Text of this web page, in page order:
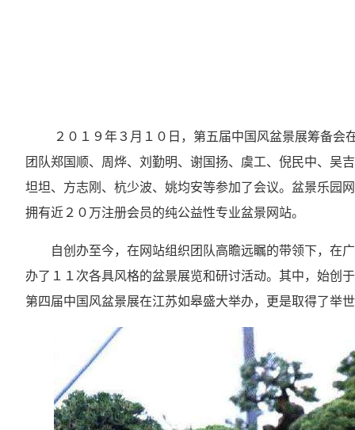
２０１９年３月１０日，第五届中国风盆景展筹备
团队郑国顺、周烨、刘勤明、谢国扬、虞工、倪民中、吴
坦坦、方志刚、杭少波、姚均安等参加了会议。盆景乐园
拥有近２０万注册会员的纯公益性专业盆景网站。
自创办至今，在网站组织团队高瞻远瞩的带领下，在
办了１１次各具风格的盆景展览和研讨活动。其中，始创
第四届中国风盆景展在江苏如皋盛大举办，更是取得了举